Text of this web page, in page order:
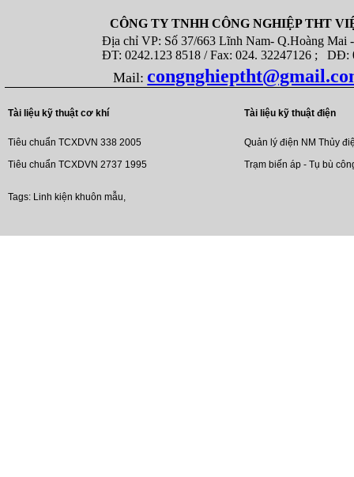
CÔNG TY TNHH CÔNG NGHIỆP THT
Địa chỉ VP: Số 37/663 Lĩnh Nam- Q.Hoàng Mai -
ĐT: 0242.123 8518 / Fax: 024. 32247126 ; DĐ:
Mail:
Tài liệu kỹ thuật cơ khí
Tiêu chuẩn TCXDVN 338 2005
Tiêu chuẩn TCXDVN 2737 1995
Tài liệu kỹ thuật điện
Quản lý điện NM Thủy
Trạm biến áp - Tụ bù
Tags: Linh kiện khuôn mẫu,